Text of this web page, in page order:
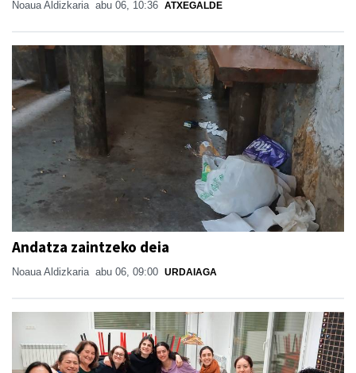
Noaua Aldizkaria abu 06, 10:36 ATXEGALDE
Andatza zaintzeko deia
Noaua Aldizkaria abu 06, 09:00 URDAIAGA